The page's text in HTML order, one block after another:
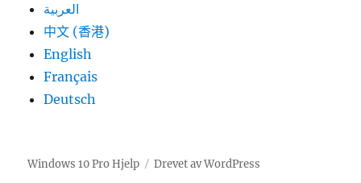
العربية
中文 (香港)
English
Français
Deutsch
Windows 10 Pro Hjelp Drevet av WordPress